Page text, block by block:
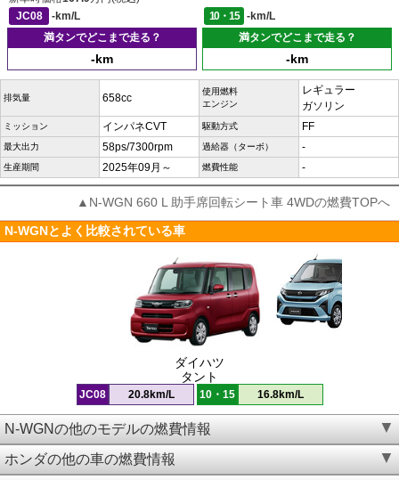
JC08
-km/L 10・15
-km/L
満タンでどこまで走る？
-km
満タンでどこまで走る？
-km
排気量 658cc
使用燃料
エンジン
レギュラー
ガソリン
ミッション インパネCVT 駆動方式 FF
最大出力 58ps/7300rpm 過給器（ターボ） -
生産期間 2025年09月～ 燃費性能 -
▲N-WGN 660 L 助手席回転シート車 4WDの燃費TOPへ
N-WGNとよく比較されている車
ダイハツ
タント
JC08 20.8km/L 10・15 16.8km/L
N-WGNの他のモデルの燃費情報
ホンダの他の車の燃費情報